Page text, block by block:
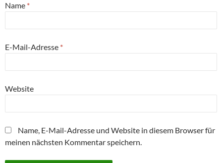
Name *
E-Mail-Adresse *
Website
Name, E-Mail-Adresse und Website in diesem Browser für
meinen nächsten Kommentar speichern.